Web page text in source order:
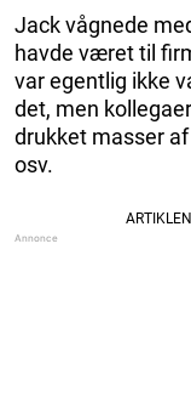
Jack vågnede
havde været til
var egentlig ikke
det, men
drukket masser
osv.